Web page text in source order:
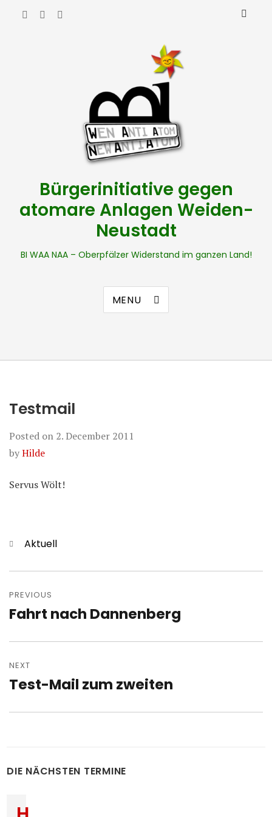
Bürgerinitiative gegen
atomare Anlagen Weiden-
Neustadt
BI WAA NAA – Oberpfälzer Widerstand im ganzen Land!
MENU
Testmail
Posted on 2. December 2011
byHilde
Servus Wölt!
Categories
Aktuell
navigation
PREVIOUS
Previous
Fahrt nach Dannenberg
NEXT
Next
Test-Mail zum zweiten
DIE NÄCHSTEN TERMINE